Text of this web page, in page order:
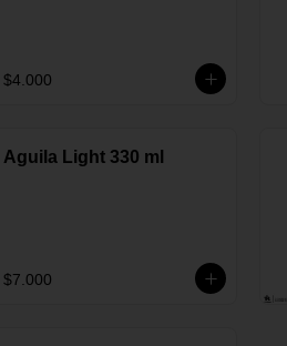
$4.000
Aguila Light 330 ml
$7.000